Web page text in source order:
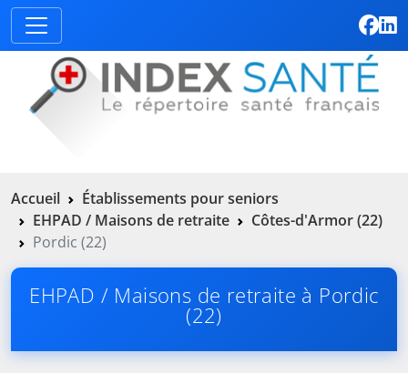
Accueil
Établissements pour seniors
EHPAD / Maisons de retraite
Côtes-d'Armor (22)
Pordic (22)
EHPAD / Maisons de retraite à Pordic
(22)